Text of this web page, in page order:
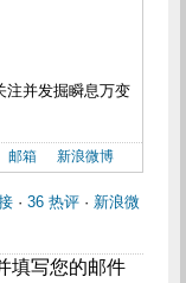
注并发掘瞬息万变
邮箱 新浪微博
· 36 热评· 新浪微
填写您的邮件